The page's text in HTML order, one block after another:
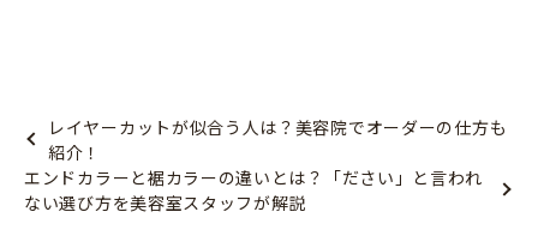
レイヤーカットが似合う人は？美容院でオーダーの仕方も
紹介！
エンドカラーと裾カラーの違いとは？「ださい」と言われ
ない選び方を美容室スタッフが解説